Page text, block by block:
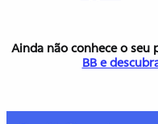
Ainda não conhece o
BB e